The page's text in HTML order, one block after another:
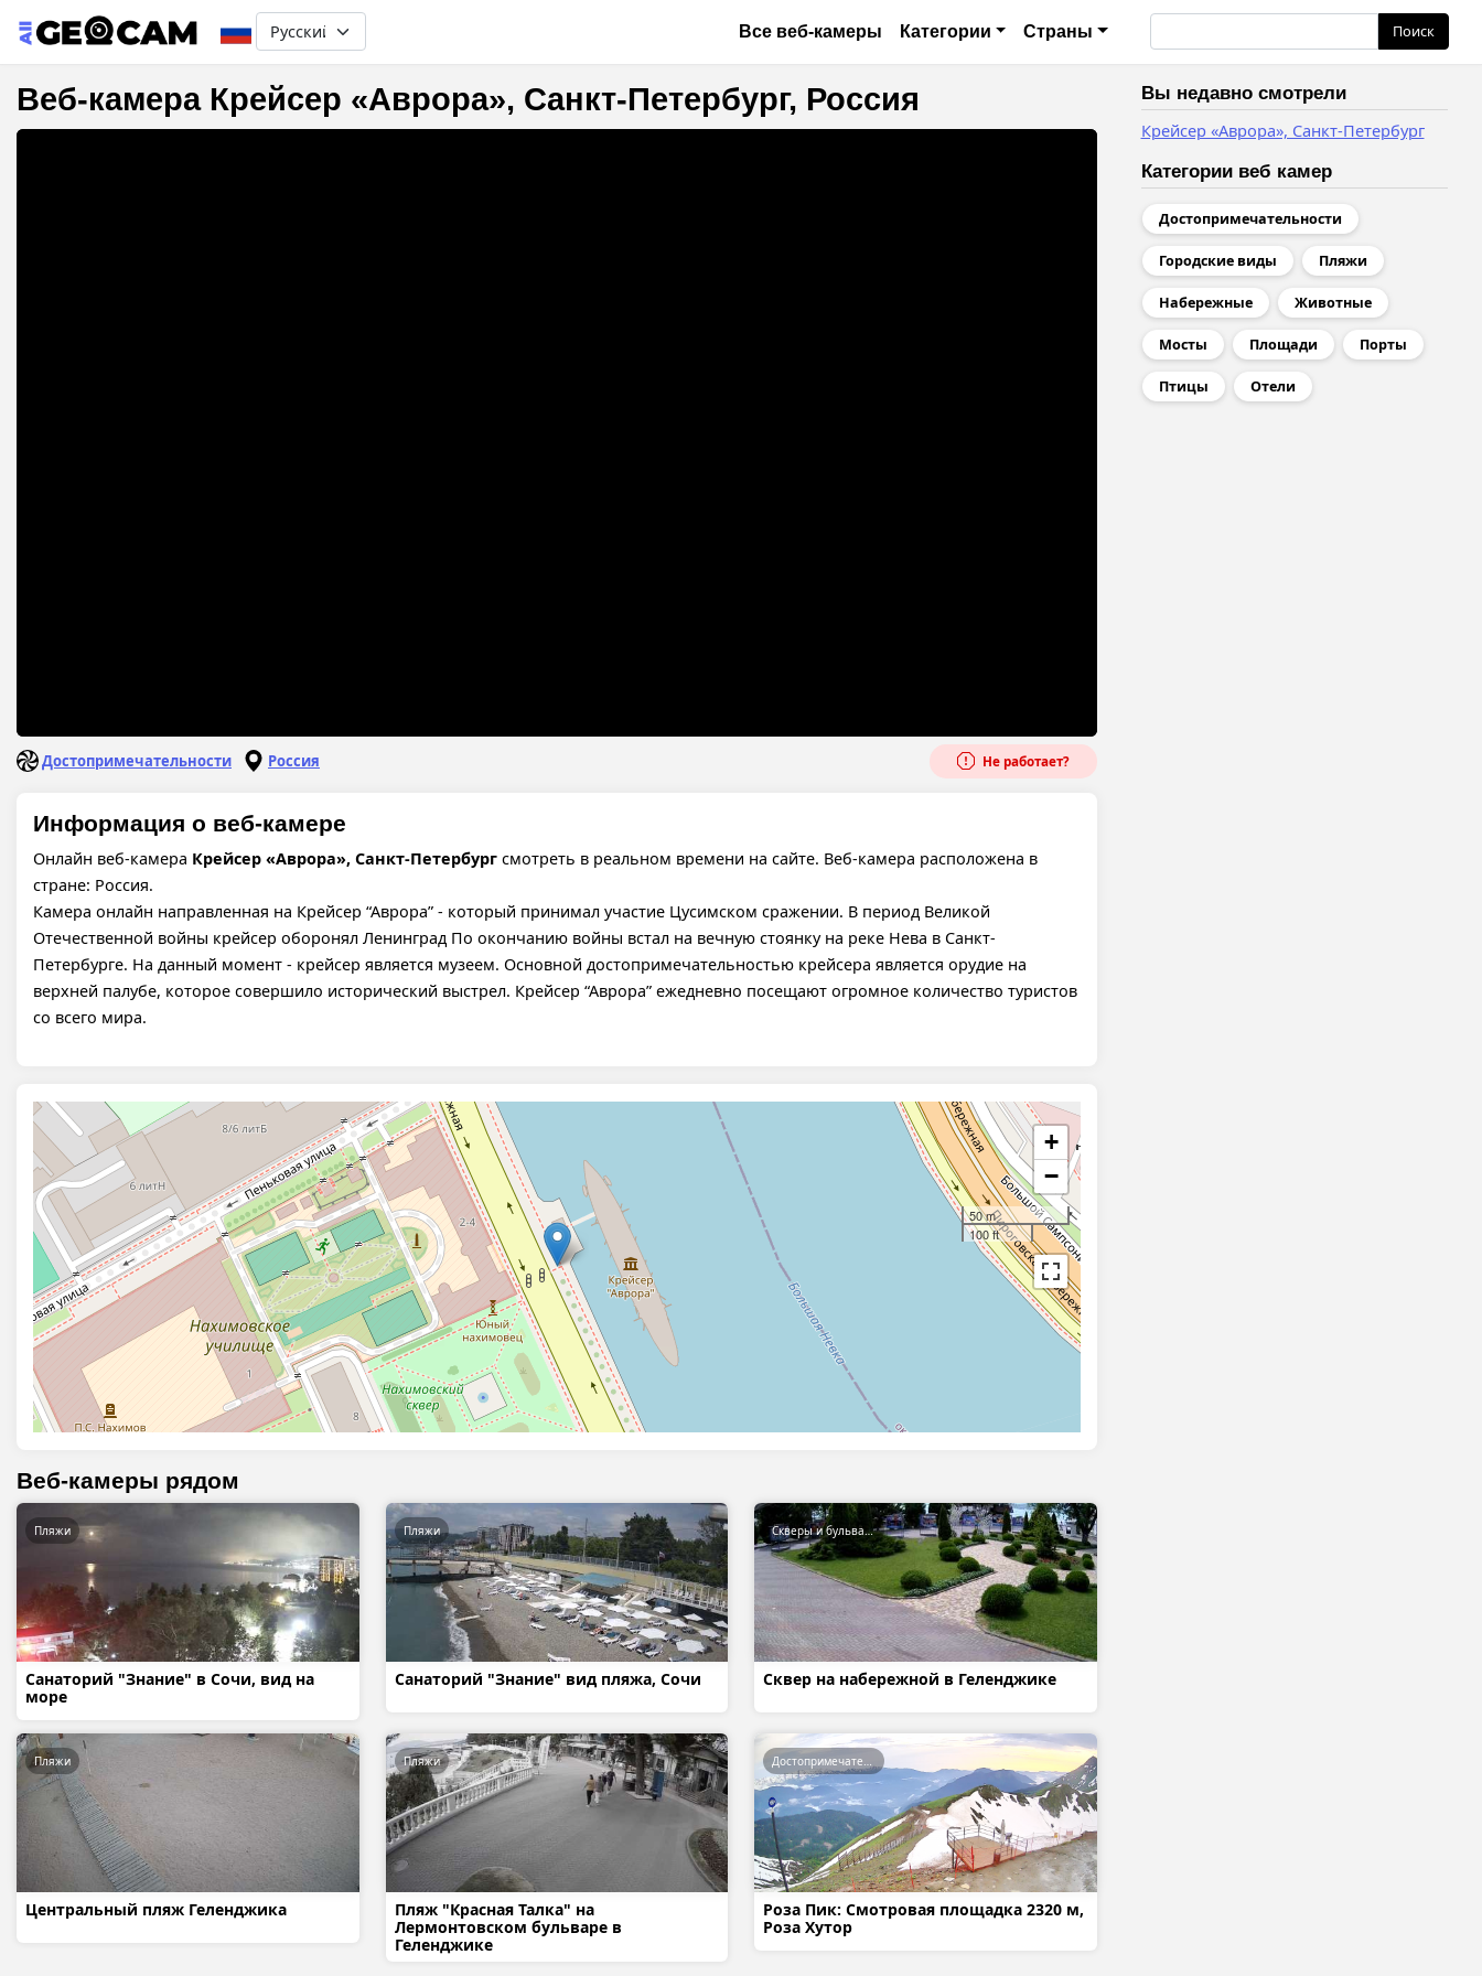
Select your language Основная навигация
Все веб-камеры Категории Страны Поиск
Веб-камера Крейсер «Аврора», Санкт-Петербург, Россия
Достопримечательности Россия Не работает?
Информация о веб-камере
Онлайн веб-камера Крейсер «Аврора», Санкт-Петербург смотреть в реальном времени на сайте. Веб-камера расположена в
стране: Россия.
Камера онлайн направленная на Крейсер “Аврора” - который принимал участие Цусимском сражении. В период Великой
Отечественной войны крейсер оборонял Ленинград По окончанию войны встал на вечную стоянку на реке Нева в Санкт-
Петербурге. На данный момент - крейсер является музеем. Основной достопримечательностью крейсера является орудие на
верхней палубе, которое совершило исторический выстрел. Крейсер “Аврора” ежедневно посещают огромное количество туристов
со всего мира.
+
−
50 m
100 ft
Веб-камеры рядом
Санаторий "Знание" в Сочи, вид на
море
Пляжи
Санаторий "Знание" вид пляжа, Сочи
Пляжи
Сквер на набережной в Геленджике
Скверы и бульвары
Центральный пляж Геленджика
Пляжи
Пляж "Красная Талка" на
Лермонтовском бульваре в
Геленджике
Пляжи
Роза Пик: Смотровая площадка 2320 м,
Роза Хутор
Достопримечательности
Вы недавно смотрели
Крейсер «Аврора», Санкт-Петербург
Категории веб камер
Достопримечательности
Городские виды Пляжи
Набережные Животные
Мосты Площади Порты
Птицы Отели